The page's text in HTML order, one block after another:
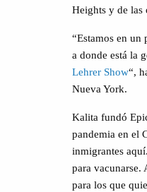
Heights y de las
“Estamos en un
a donde está la
Lehrer Show“,
Nueva York.
Kalita fundó
pandemia en el
inmigrantes
para vacunarse.
para los que